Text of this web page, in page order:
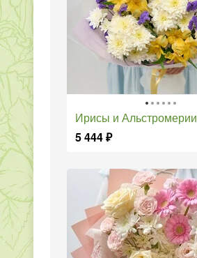
Ирисы и Альстромерии
5 444₽